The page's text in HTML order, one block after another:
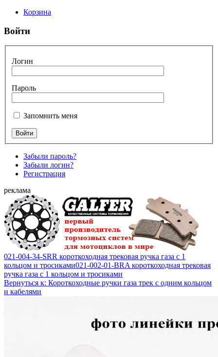
Корзина
Войти
Логин
Пароль
Запомнить меня
Забыли пароль?
Забыли логин?
Регистрация
реклама
021-004-34-SRR короткоходная трековая ручка газа с 1
кольцом и тросиками021-002-01-BRA короткоходная трековая
ручка газа с 1 кольцом и тросиками
Вернуться к: Короткоходные ручки газа трек с одним кольцом
и кабелями